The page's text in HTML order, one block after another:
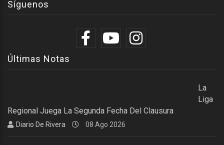
Síguenos
Últimas Notas
La
Liga
Regional Juega La Segunda Fecha Del Clausura
Diario De Rivera 08 Ago 2026